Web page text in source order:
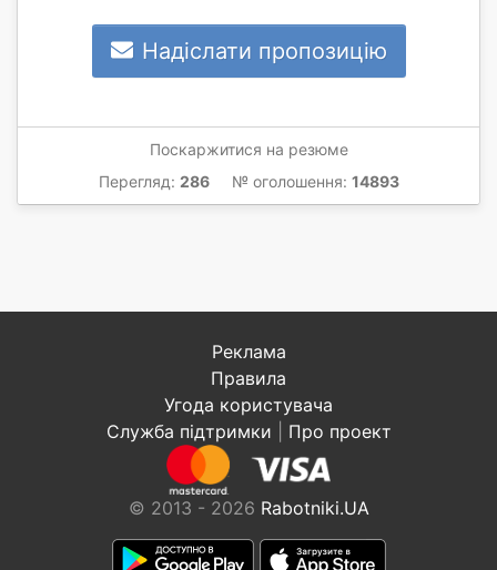
Надіслати пропозицію
Поскаржитися на резюме
Перегляд: 286 № оголошення: 14893
Реклама
Правила
Угода користувача
Служба підтримки
Про проект
© 2013 - 2026 Rabotniki.UA